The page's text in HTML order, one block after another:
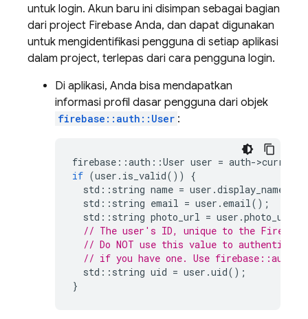
untuk login. Akun baru ini disimpan sebagai bagian
dari project Firebase Anda, dan dapat digunakan
untuk mengidentifikasi pengguna di setiap aplikasi
dalam project, terlepas dari cara pengguna login.
Di aplikasi, Anda bisa mendapatkan
informasi profil dasar pengguna dari objek
firebase::auth::User :
firebase ::auth ::User user = auth->
if (user . is_valid())
{
std :: string name = user .display_name
std :: string email = user . email();
std :: string photo_url = user .photo_url
// The user's ID, unique to the
// Do NOT use this value to
// if you have one. Use
std :: string uid = user .uid();
}